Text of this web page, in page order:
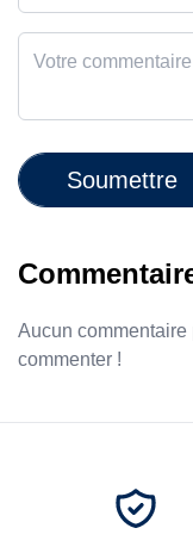
Soumettre
Aucun commentaire
commenter !